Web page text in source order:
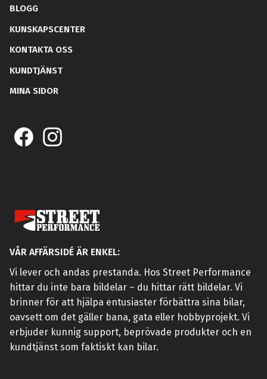
BLOGG
KUNSKAPSCENTER
KONTAKTA OSS
KUNDTJÄNST
MINA SIDOR
VÅR AFFÄRSIDÉ ÄR ENKEL:
Vi lever och andas prestanda. Hos Street Performance
hittar du inte bara bildelar – du hittar rätt bildelar. Vi
brinner för att hjälpa entusiaster förbättra sina bilar,
oavsett om det gäller bana, gata eller hobbyprojekt. Vi
erbjuder kunnig support, beprövade produkter och en
kundtjänst som faktiskt kan bilar.